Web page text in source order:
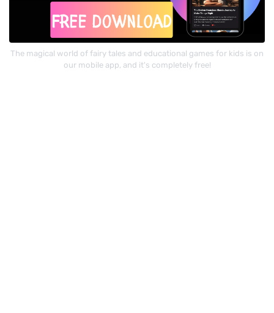
The magical world of fairy tales and educational games for kids is on
our mobile app, and it's completely free!